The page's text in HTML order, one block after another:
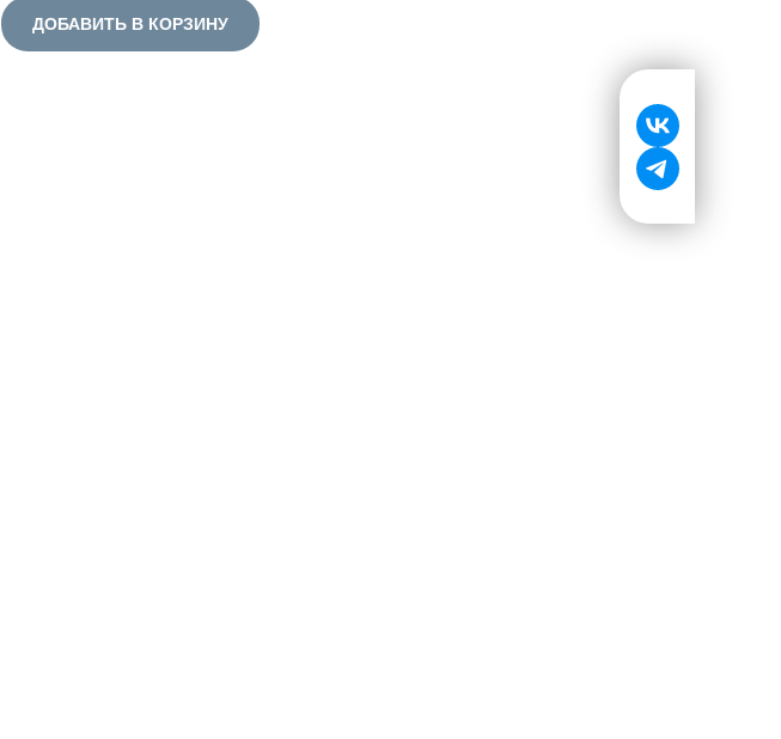
ДОБАВИТЬ В КОРЗИНУ